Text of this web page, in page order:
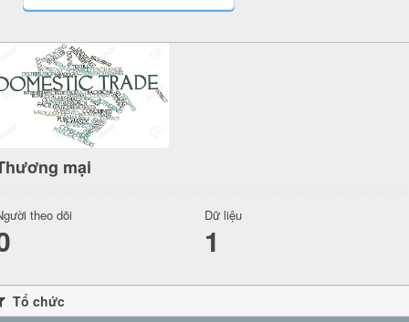
mại
theo dõi Dữ liệu
1
Tổ chức